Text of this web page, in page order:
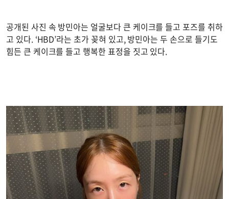
공개된 사진 속 방민아는 얼굴보다 큰 케이크를 들고 포즈를 취하
고 있다. ‘HBD’라는 초가 꽂혀 있고, 방민아는 두 손으로 들기도
힘든 큰 케이크를 들고 행복한 표정을 짓고 있다.